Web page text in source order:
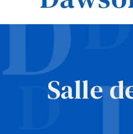
Salle